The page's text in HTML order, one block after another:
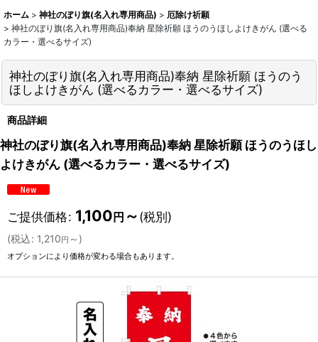
ホーム > 神社のぼり旗(名入れ専用商品) > 厄除け祈願
> 神社のぼり旗(名入れ専用商品)奉納 星除祈願 ほうのうほしよけきがん (選べる
カラー・選べるサイズ)
神社のぼり旗(名入れ専用商品)奉納 星除祈願 ほうのう
ほしよけきがん (選べるカラー・選べるサイズ)
商品詳細
神社のぼり旗(名入れ専用商品)奉納 星除祈願 ほうのうほし
よけきがん (選べるカラー・選べるサイズ)
ご提供価格: 1,100 円 ～(税別)
(税込: 1,210 円 ～ )
オプションにより価格が変わる場合もあります。